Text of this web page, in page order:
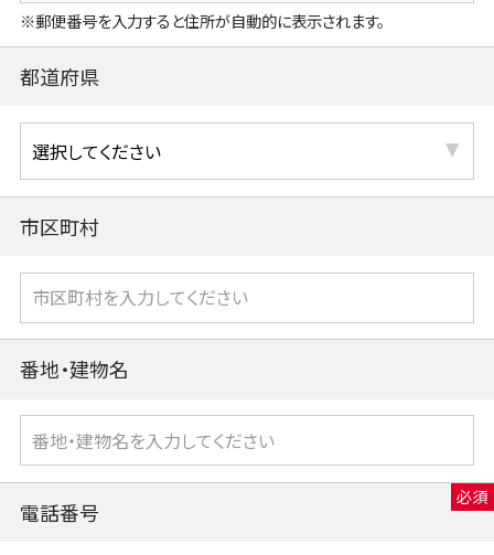
※郵便番号を入力すると住所が自動的に表示されます。
都道府県
市区町村
番地・建物名
電話番号